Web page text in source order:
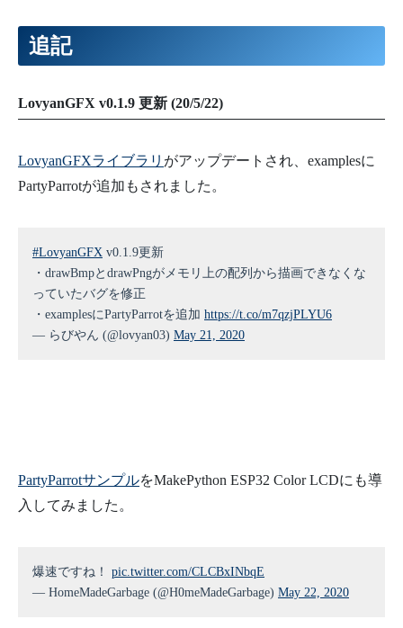
追記
LovyanGFX v0.1.9 更新 (20/5/22)
LovyanGFXライブラリ がアップデートされ、examplesに
PartyParrotが追加もされました。
#LovyanGFX v0.1.9更新
・drawBmpとdrawPngがメモリ上の配列から描画できなくな
っていたバグを修正
・examplesにPartyParrotを追加 https://t.co/m7qzjPLYU6
— らびやん (@lovyan03) May 21, 2020
PartyParrotサンプルをMakePython ESP32 Color LCDにも導
入してみました。
爆速ですね！ pic.twitter.com/CLCBxINbqE
— HomeMadeGarbage (@H0meMadeGarbage) May 22, 2020